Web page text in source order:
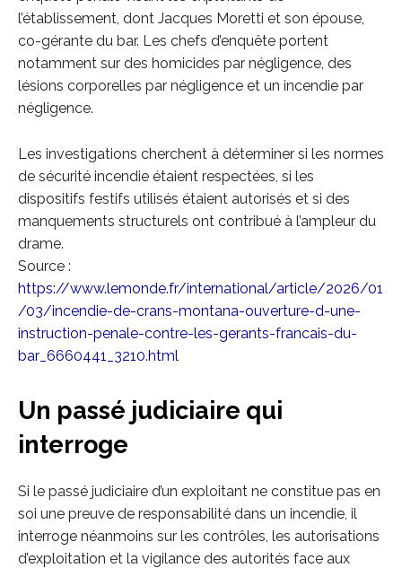
l’établissement, dont Jacques Moretti et son épouse,
co-gérante du bar. Les chefs d’enquête portent
notamment sur des homicides par négligence, des
lésions corporelles par négligence et un incendie par
négligence.
Les investigations cherchent à déterminer si les normes
de sécurité incendie étaient respectées, si les
dispositifs festifs utilisés étaient autorisés et si des
manquements structurels ont contribué à l’ampleur du
drame.
Source :
https://www.lemonde.fr/international/article/2026/01
/03/incendie-de-crans-montana-ouverture-d-une-
instruction-penale-contre-les-gerants-francais-du-
bar_6660441_3210.html
Un passé judiciaire qui
interroge
Si le passé judiciaire d’un exploitant ne constitue pas en
soi une preuve de responsabilité dans un incendie, il
interroge néanmoins sur les contrôles, les autorisations
d’exploitation et la vigilance des autorités face aux